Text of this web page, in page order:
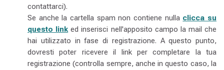
contattarci).
Se anche la cartella spam non contiene nulla clicca su
questo linked inserisci nell'apposito campo la mail che
hai utilizzato in fase di registrazione. A questo punto,
dovresti poter ricevere il link per completare la tua
registrazione (controlla sempre, anche in questo caso, la